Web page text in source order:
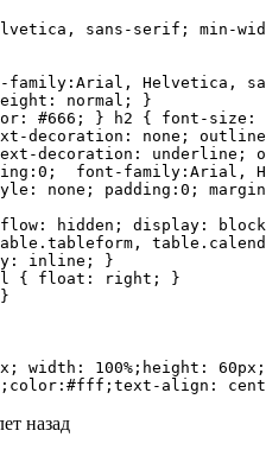
sans-serif; min-
Helvetica,
normal; }
#666; } h2 { font-
decoration: underline;
font-family:Arial,
none; padding:0;
hidden; display:
inline; }
{ float: right; }
width: 100%;height:
align:
назад